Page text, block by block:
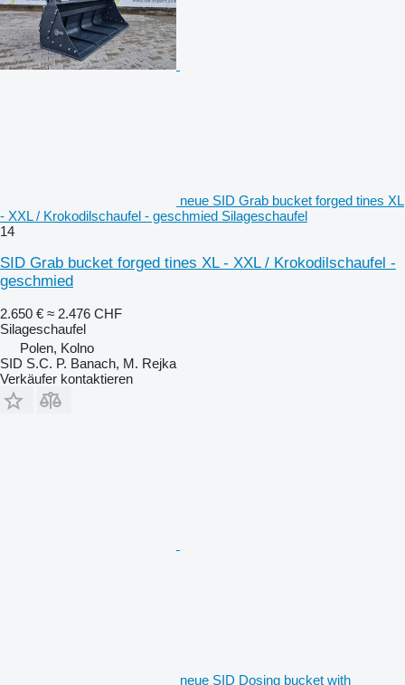
neue SID Grab bucket forged tines XL
- XXL / Krokodilschaufel - geschmied Silageschaufel
14
SID Grab bucket forged tines XL - XXL / Krokodilschaufel -
geschmied
2.650 € ≈ 2.476 CHF
Silageschaufel
Polen, Kolno
SID S.C. P. Banach, M. Rejka
Verkäufer kontaktieren
neue SID Dosing bucket with